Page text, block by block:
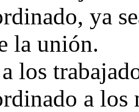
ya
la unión.
los
a